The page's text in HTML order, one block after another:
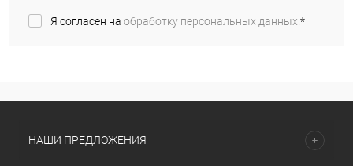
Я согласен на обработку персональных данных.*
НАШИ ПРЕДЛОЖЕНИЯ